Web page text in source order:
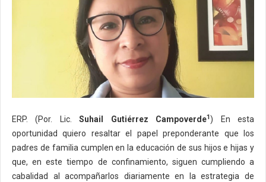
ERP. (Por. Lic.Suhail Gutiérrez Campoverde1) En esta
oportunidad quiero resaltar el papel preponderante que los
padres de familia cumplen en la educación de sus hijos e hijas y
que, en este tiempo de confinamiento, siguen cumpliendo a
cabalidad al acompañarlos diariamente en la estrategia de